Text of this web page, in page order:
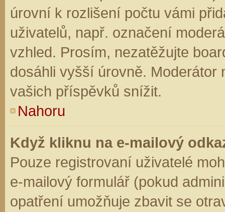
úrovní k rozlišení počtu vámi
uživatelů, např. označení
vzhled. Prosím, nezatěžujte
dosáhli vyšší úrovně. Moderátor
vašich příspěvků snížit.
Nahoru
Když kliknu na e-mailový
Pouze registrovaní uživatelé
e-mailový formulář (pokud
opatření umožňuje zbavit se